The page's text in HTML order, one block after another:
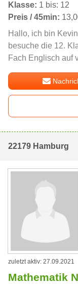
Klasse: 1 bis: 12
Preis / 45min:
Hallo, ich bin
besuche die 12.
Fach Englisch auf
22179 Hamburg
zuletzt aktiv: 27.09.2021
Mathematik